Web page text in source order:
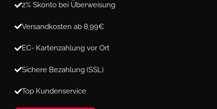
2% Skonto bei Überweisung
Versandkosten ab 8,99€
EC- Kartenzahlung vor Ort
Sichere Bezahlung (SSL)
Top Kundenservice